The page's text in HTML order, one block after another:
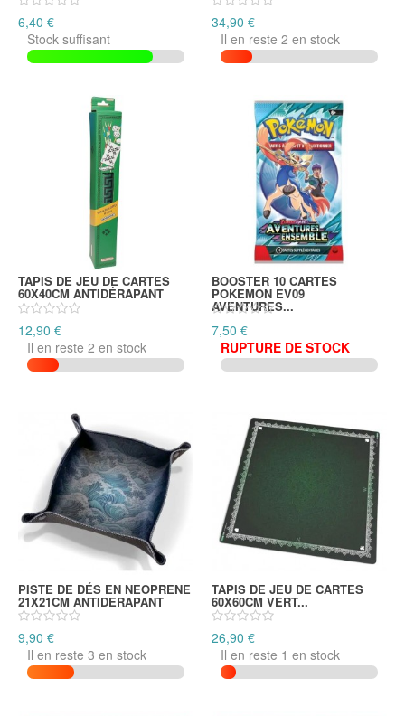
6,40 €
Stock suffisant
34,90 €
Il en reste 2 en stock
TAPIS DE JEU DE CARTES
60X40CM ANTIDÉRAPANT
12,90 €
Il en reste 2 en stock
BOOSTER 10 CARTES
POKEMON EV09
AVENTURES...
7,50 €
RUPTURE DE STOCK
PISTE DE DÉS EN NEOPRENE
21X21CM ANTIDERAPANT
9,90 €
Il en reste 3 en stock
TAPIS DE JEU DE CARTES
60X60CM VERT...
26,90 €
Il en reste 1 en stock